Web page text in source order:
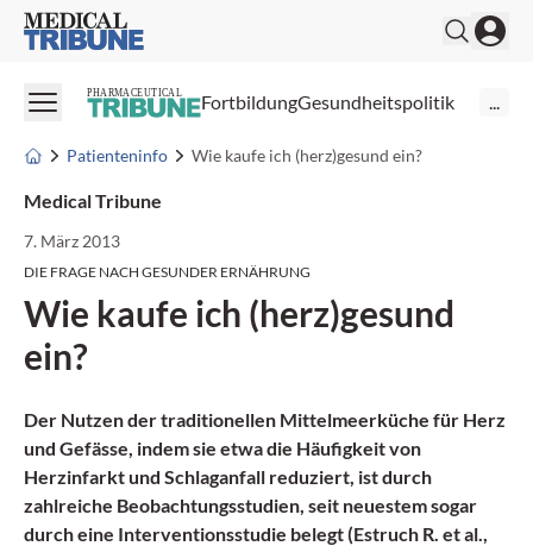
Medical Tribune
PHARMACEUTICAL FortbildungGesundheitspolitik ...
Patienteninfo Wie kaufe ich (herz)gesund ein?
Medical Tribune
7. März 2013
DIE FRAGE NACH GESUNDER ERNÄHRUNG
Wie kaufe ich (herz)gesund
ein?
Der Nutzen der traditionellen Mittelmeerküche für Herz
und Gefässe, indem sie etwa die Häufigkeit von
Herzinfarkt und Schlaganfall reduziert, ist durch
zahlreiche Beobachtungsstudien, seit neuestem sogar
durch eine Interventionsstudie belegt (Estruch R. et al.,